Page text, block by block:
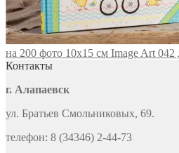
на 200 фото 10х15 см Image Art
Контакты
г. Алапаевск
ул. Братьев Смольниковых, 69.
телефон: 8 (34346) 2-44-73